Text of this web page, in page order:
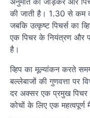
की जाती है। 1.30 से कम का
जबकि उत्कृष्ट पिचर्स का
एक पिचर के नियंत्रण और
है।
व्हिप का मूल्यांकन करते
बल्लेबाजों की गुणवत्ता पर
दर अक्सर एक प्रमुख पिचर
कोचों के लिए एक महत्वपूर्ण